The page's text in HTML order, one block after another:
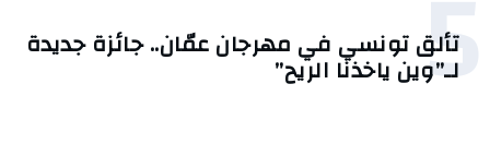
5
تألق تونسي في مهرجان عمّان.. جائزة جديدة
لـ”وين ياخذنا الريح”